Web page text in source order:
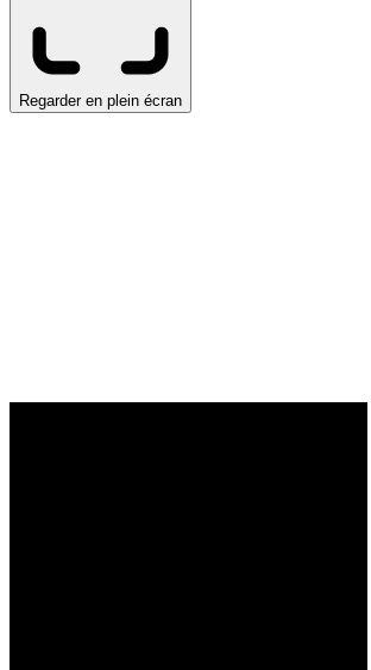
Regarder en plein écran